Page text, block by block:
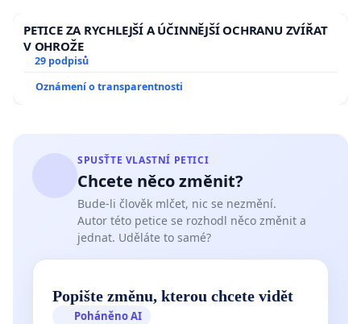
PETICE ZA RYCHLEJŠÍ A ÚČINNĚJŠÍ OCHRANU ZVÍŘAT
V OHROŽE
29 podpisů
Oznámení o transparentnosti
SPUSŤTE VLASTNÍ PETICI
Chcete něco změnit?
Bude-li člověk mlčet, nic se nezmění.
Autor této petice se rozhodl něco změnit a
jednat. Uděláte to samé?
Popište změnu, kterou chcete vidět
Poháněno AI